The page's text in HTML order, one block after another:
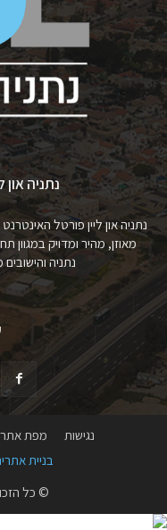
נתניה און
נתניה און ליין פורטל
מאוזן, מהיר ומדויק
נתניה והישובים
נגישות מפת אתר
בניית
© כל